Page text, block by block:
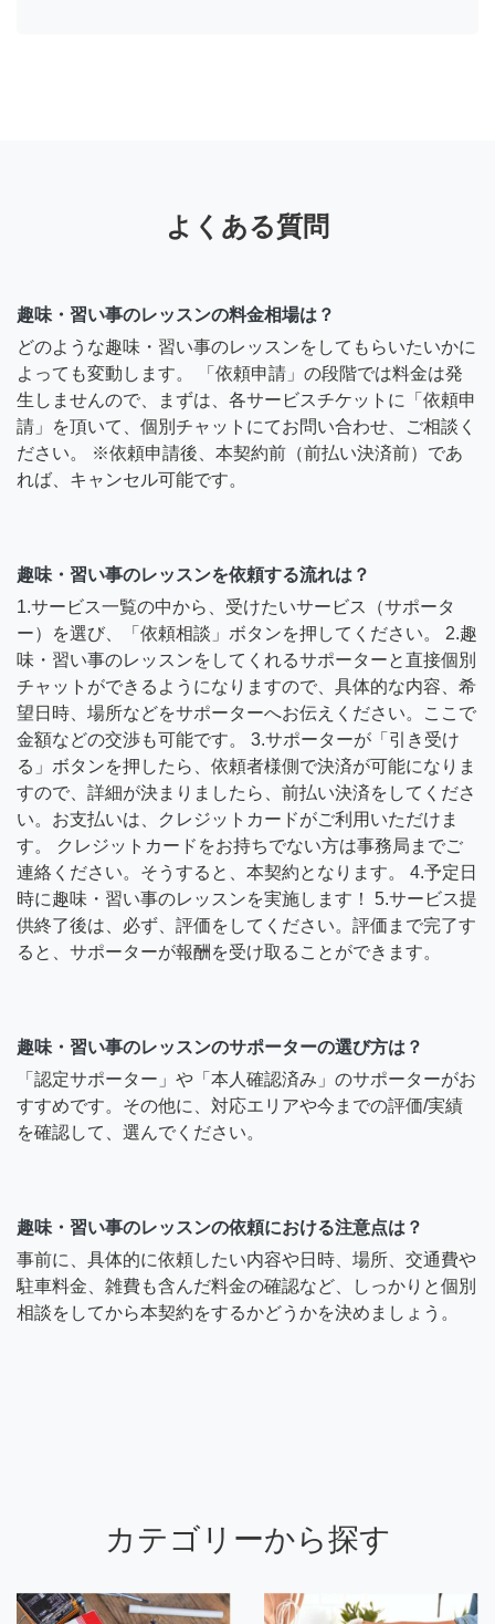
よくある質問
趣味・習い事のレッスンの料金相場は？
どのような趣味・習い事のレッスンをしてもらいたいかに
よっても変動します。 「依頼申請」の段階では料金は発
生しませんので、まずは、各サービスチケットに「依頼申
請」を頂いて、個別チャットにてお問い合わせ、ご相談く
ださい。 ※依頼申請後、本契約前（前払い決済前）であ
れば、キャンセル可能です。
趣味・習い事のレッスンを依頼する流れは？
1.サービス一覧の中から、受けたいサービス（サポータ
ー）を選び、「依頼相談」ボタンを押してください。 2.趣
味・習い事のレッスンをしてくれるサポーターと直接個別
チャットができるようになりますので、具体的な内容、希
望日時、場所などをサポーターへお伝えください。ここで
金額などの交渉も可能です。 3.サポーターが「引き受け
る」ボタンを押したら、依頼者様側で決済が可能になりま
すので、詳細が決まりましたら、前払い決済をしてくださ
い。お支払いは、クレジットカードがご利用いただけま
す。 クレジットカードをお持ちでない方は事務局までご
連絡ください。そうすると、本契約となります。 4.予定日
時に趣味・習い事のレッスンを実施します！ 5.サービス提
供終了後は、必ず、評価をしてください。評価まで完了す
ると、サポーターが報酬を受け取ることができます。
趣味・習い事のレッスンのサポーターの選び方は？
「認定サポーター」や「本人確認済み」のサポーターがお
すすめです。その他に、対応エリアや今までの評価/実績
を確認して、選んでください。
趣味・習い事のレッスンの依頼における注意点は？
事前に、具体的に依頼したい内容や日時、場所、交通費や
駐車料金、雑費も含んだ料金の確認など、しっかりと個別
相談をしてから本契約をするかどうかを決めましょう。
カテゴリーから探す